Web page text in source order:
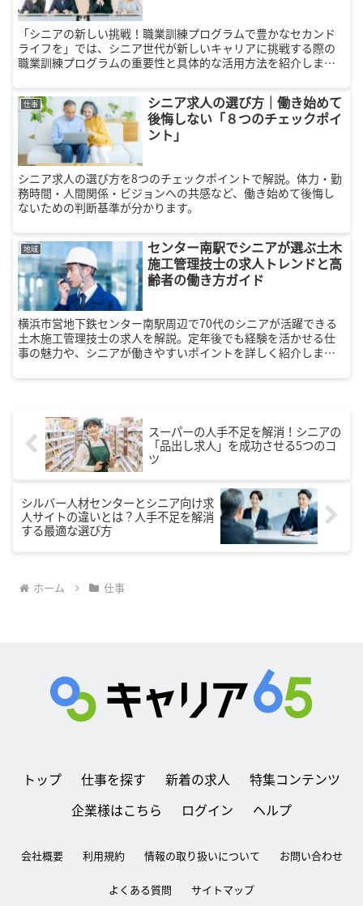
「シニアの新しい挑戦！職業訓練プログラムで豊かなセカンド
ライフを」では、シニア世代が新しいキャリアに挑戦する際の
職業訓練プログラムの重要性と具体的な活用方法を紹介しま
キルを身につけ、充実したセカンドライフを送りましょう。
仕事
シニア求人の選び方｜働き始めて
後悔しない「８つのチェックポイ
ント」
シニア求人の選び方を8つのチェックポイントで解説。体力・勤
務時間・人間関係・ビジョンへの共感など、働き始めて後悔し
ないための判断基準が分かります。
地域
センター南駅でシニアが選ぶ土木
施工管理技士の求人トレンドと高
齢者の働き方ガイド
横浜市営地下鉄センター南駅周辺で70代のシニアが活躍できる
土木施工管理技士の求人を解説。定年後でも経験を活かせる仕
事の魅力や、シニアが働きやすいポイントを詳しく紹介しま
スーパーの人手不足を解消！シニアの
「品出し求人」を成功させる5つのコ
ツ
シルバー人材センターとシニア向け求
人サイトの違いとは？人手不足を解消
する最適な選び方
ホーム 仕事
トップ 仕事を探す 新着の求人
特集コンテンツ
企業様はこちら
ログイン ヘルプ
会社概要 利用規約 情報の取り扱いについて お問い合わせ
よくある質問 サイトマップ